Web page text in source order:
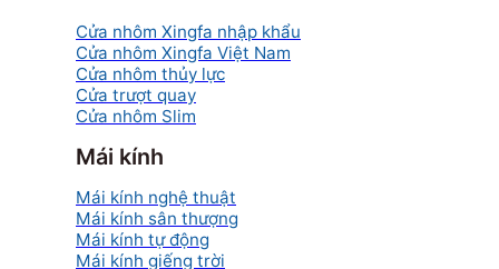
Cửa nhôm Xingfa nhập khẩu
Cửa nhôm Xingfa Việt Nam
Cửa nhôm thủy lực
Cửa trượt quay
Cửa nhôm Slim
Mái kính
Mái kính nghệ thuật
Mái kính sân thượng
Mái kính tự động
Mái kính giếng trời